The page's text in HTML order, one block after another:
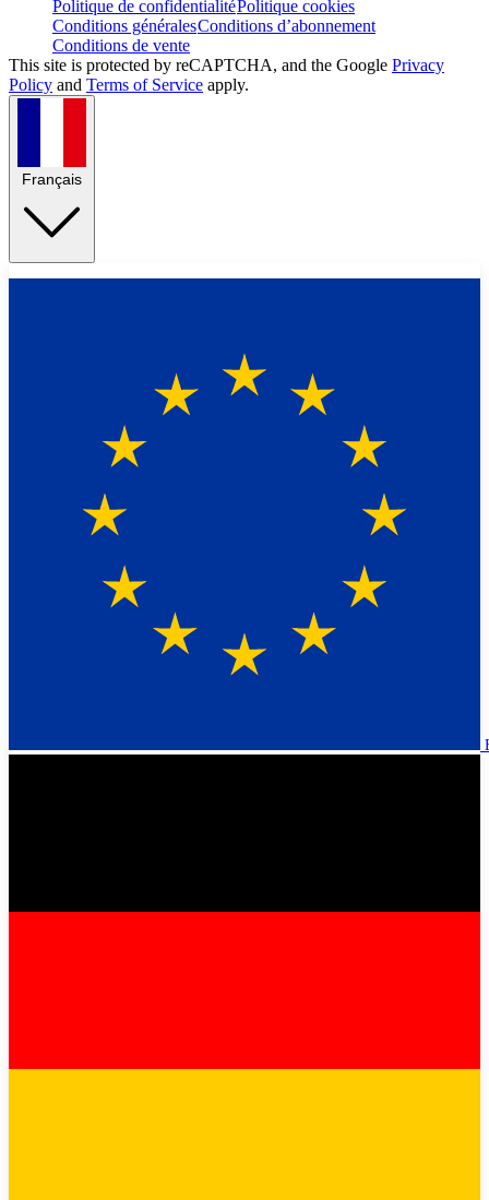
Politique de confidentialitéPolitique cookies
Conditions généralesConditions d’abonnement
Conditions de vente
This site is protected by reCAPTCHA, and the Google Privacy
Policy and Terms of Service apply.
Français